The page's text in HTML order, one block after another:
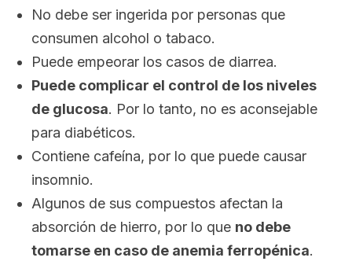
No debe ser ingerida por personas que
consumen alcohol o tabaco.
Puede empeorar los casos de diarrea.
Puede complicar el control de los niveles
de glucosa. Por lo tanto, no es aconsejable
para diabéticos.
Contiene cafeína, por lo que puede causar
insomnio.
Algunos de sus compuestos afectan la
absorción de hierro, por lo que no debe
tomarse en caso de anemia ferropénica.